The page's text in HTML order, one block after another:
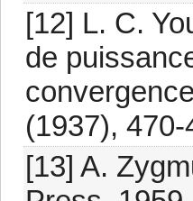
[12] L. C.
de
(1937), 470-
[13] A.